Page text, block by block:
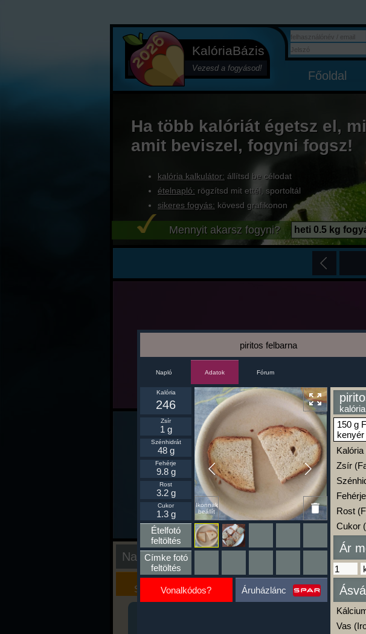
KalóriaBázis
Vezesd a fogyásod!
Főoldal
Ha több kalóriát égetsz el,
amit beviszel, fogyni fogsz!
kalória kalkulátor: állítsd be célodat
ételnapló: rögzítsd mit ettél, sportoltál
sikeres fogyás: kövesd grafikonon
Mennyit akarsz fogyni? heti 0.5 kg
Nap kiértékelése
Kalória
Szimulátor
Szöveges
Értékelés
Ha ma már
kattints a
A Kalória
piritos felbarna
Napló Adatok Fórum
Ikonnak
beállít
Kalória
246
Zsír
1 g
Szénhidrát
48 g
Fehérje
9.8 g
Rost
3.2 g
Cukor
1.3 g
Ételfotó
feltöltés
Címke fotó
feltöltés
Vonalkódos? Áruházlánc
150 g
kenyér
Zsír
Rost
Cukor
Ár
Vas